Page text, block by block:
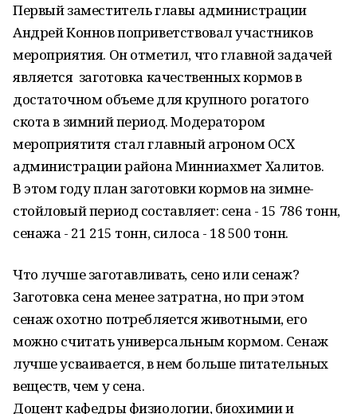
Первый заместитель главы администрации
Андрей Коннов поприветствовал участников
мероприятия. Он отметил, что главной задачей
является заготовка качественных кормов в
достаточном объеме для крупного рогатого
скота в зимний период. Модератором
мероприятитя стал главный агроном ОСХ
администрации района Минниахмет Халитов.
В этом году план заготовки кормов на зимне-
стойловый период составляет: сена - 15 786 тонн,
сенажа - 21 215 тонн, силоса - 18 500 тонн.
Что лучше заготавливать, сено или сенаж?
Заготовка сена менее затратна, но при этом
сенаж охотно потребляется животными, его
можно считать универсальным кормом. Сенаж
лучше усваивается, в нем больше питательных
веществ, чем у сена.
Доцент кафедры физиологии, биохимии и